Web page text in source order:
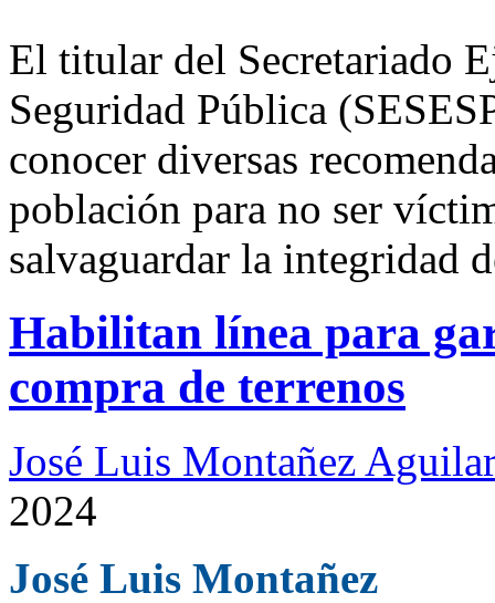
El titular del Secretariado
Seguridad Pública
conocer diversas
población para no ser
salvaguardar la integridad
Habilitan línea para
compra de terrenos
José Luis Montañez Aguilar
2024
José Luis Montañez